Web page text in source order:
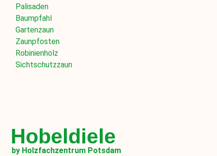
Palisaden
Baumpfahl
Gartenzaun
Zaunpfosten
Robinienholz
Sichtschutzzaun
Hobeldiele
by Holzfachzentrum Potsdam